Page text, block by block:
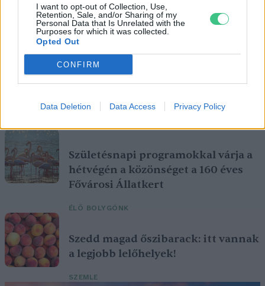
I want to opt-out of Collection, Use,
Retention, Sale, and/or Sharing of my
Personal Data that Is Unrelated with the
Purposes for which it was collected.
Opted Out
CONFIRM
Data Deletion Data Access Privacy Policy
A gyomok rendkívül sokoldalúak, mind életmódjukban, mind
felhasználhatóságukban. Ráadásul a kertedet is támogathatják!
Születésnapi programokkal várja a
hétvégén a közönséget a 160 éves
Fővárosi Állatkert
ÉLŐ BOLYGÓNK
Szedd magad őszibarack: itt vannak
a legjobb lelőhelyek!
SZEMLE